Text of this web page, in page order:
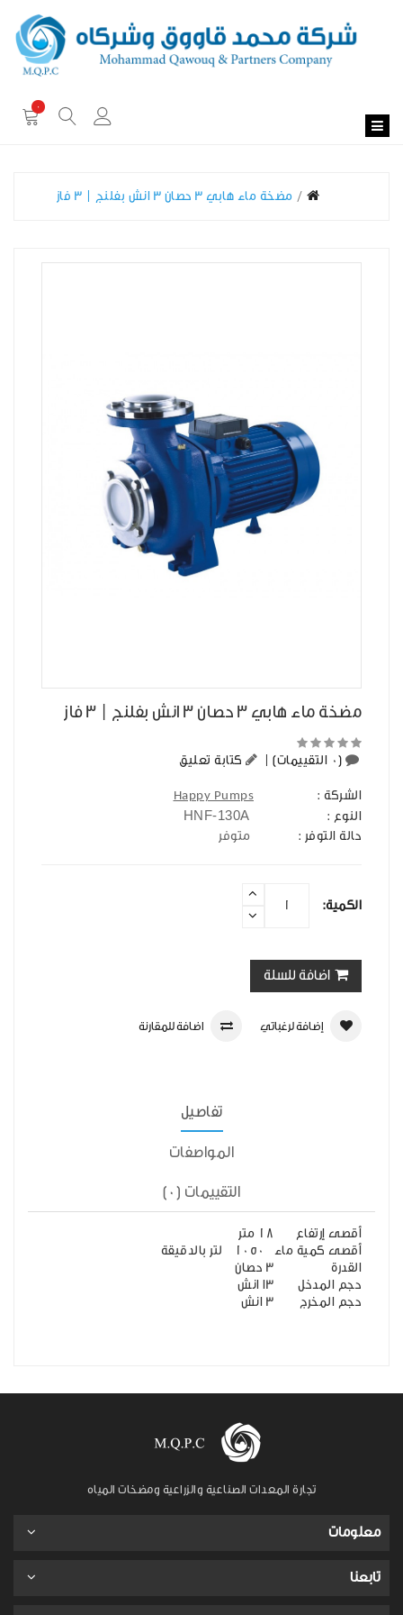
0
مضخة ماء هابي 3 حصان 3 انش بفلنج | 3 فاز
مضخة ماء هابي 3 حصان 3 انش بفلنج | 3 فاز
(0 التقييمات) كتابة تعليق
الشركة :
Happy Pumps
النوع :
حالة التوفر : متوفر
الكمية:
اضافة للسلة
إضافة لرغباتي اضافة للمقارنة
تفاصيل
المواصفات
التقييمات (0)
أقصى إرتفاع
18 متر
أقصى كمية ماء
القدرة
3 حصان
حجم المدخل
3ا انش
حجم المخرج
3 انش
تجارة المعدات الصناعية والزراعية ومضخات المياه
معلومات
تابعنا